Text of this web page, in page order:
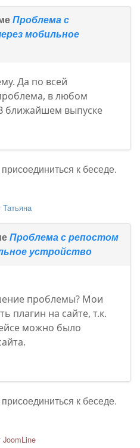
Проблема с
мобильное
Да по всей
в любом
ближайшем выпуске
к беседе.
Татьяна
Проблема с репостом
устройство
проблемы? Мои
плагин на сайте, т.к.
можно было
к беседе.
JoomLine